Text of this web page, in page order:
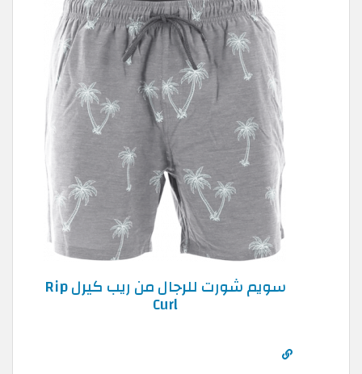
سويم شورت للرجال من ريب كيرل Rip
Curl